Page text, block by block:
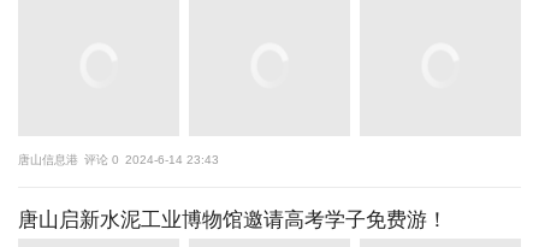
唐山信息港 评论 0 2024-6-14 23:43
唐山启新水泥工业博物馆邀请高考学子免费游！